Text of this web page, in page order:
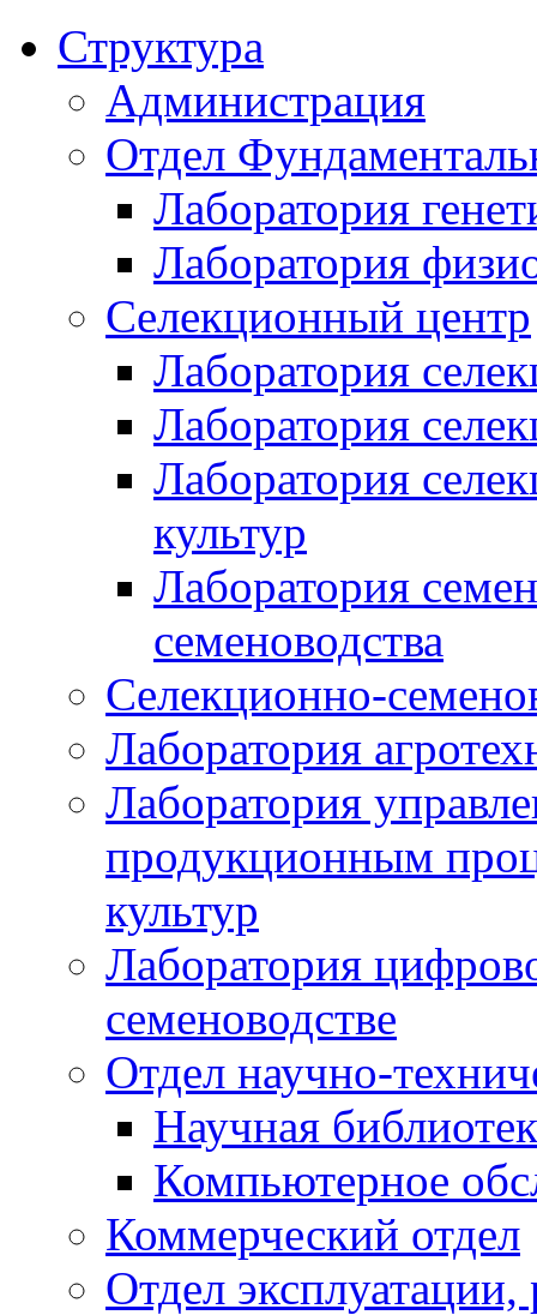
Структура
Администрация
Отдел
Лаборатория
Лаборатория
Селекционный центр
Лаборатория
Лаборатория
Лаборатория
культур
Лаборатория
семеноводства
Селекционно-
Лаборатория
Лаборатория
продукционным
культур
Лаборатория
семеноводстве
Отдел научно-
Научная
Компьютерное
Коммерческий отдел
Отдел